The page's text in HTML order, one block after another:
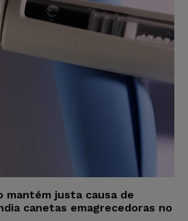
mantém justa causa de
canetas emagrecedoras no